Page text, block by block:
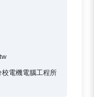
電機電腦工程所